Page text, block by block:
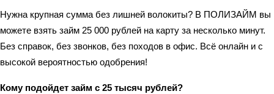
Нужна крупная сумма без лишней волокиты? В ПОЛИЗАЙМ вы
можете взять займ 25 000 рублей на карту за несколько минут.
Без справок, без звонков, без походов в офис. Всё онлайн и с
высокой вероятностью одобрения!
Кому подойдет займ с 25 тысяч рублей?